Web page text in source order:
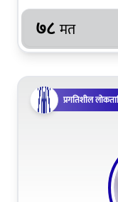
७८ मत
प्रगतिशील